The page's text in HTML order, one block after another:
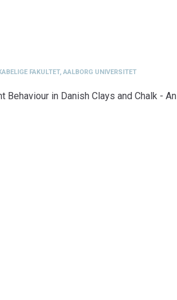
FAKULTET, AALBORG UNIVERSITET
in Danish Clays and Chalk - An
Fakultet